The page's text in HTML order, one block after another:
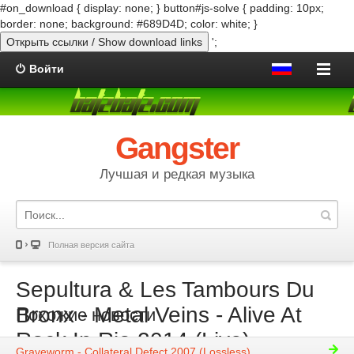
#on_download { display: none; } button#js-solve { padding: 10px;
border: none; background: #689D4D; color: white; }
Открыть ссылки / Show download links
';
Войти
Gangster
Лучшая и редкая музыка
Полная версия сайта
Sepultura & Les Tambours Du
Bronx - Metal Veins - Alive At
Rock In Rio 2014 (Live)
Похожие новости
Graveworm - Collateral Defect 2007 (Lossless)